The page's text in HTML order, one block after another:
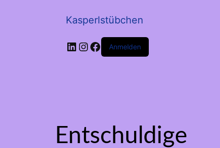
Kasperlstübchen
LinkedIn
Instagram
Facebook
Anmelden
Entschuldige